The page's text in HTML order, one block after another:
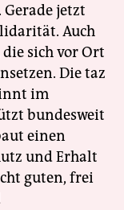
jetzt
Auch
sich vor Ort
Die taz
im
bundesweit
einen
und Erhalt
guten, frei